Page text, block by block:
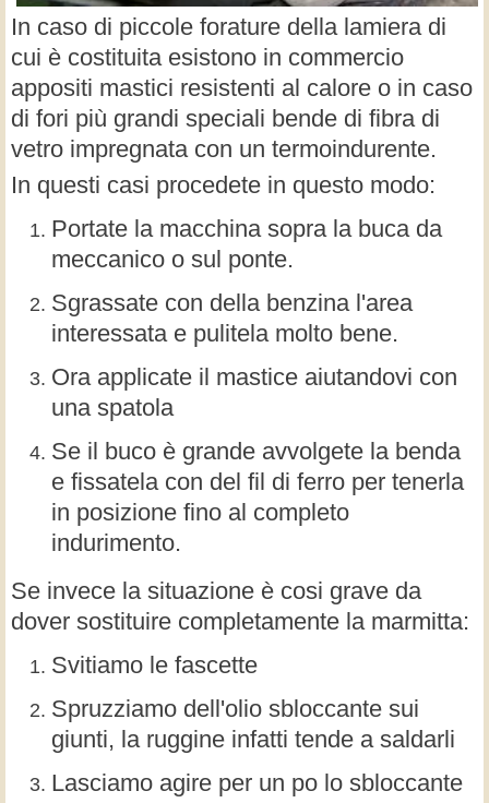
In caso di piccole forature della lamiera di
cui è costituita esistono in commercio
appositi mastici resistenti al calore o in caso
di fori più grandi speciali bende di fibra di
vetro impregnata con un termoindurente.
In questi casi procedete in questo modo:
Portate la macchina sopra la buca da
meccanico o sul ponte.
Sgrassate con della benzina l'area
interessata e pulitela molto bene.
Ora applicate il mastice aiutandovi con
una spatola
Se il buco è grande avvolgete la benda
e fissatela con del fil di ferro per tenerla
in posizione fino al completo
indurimento.
Se invece la situazione è cosi grave da
dover sostituire completamente la marmitta:
Svitiamo le fascette
Spruzziamo dell'olio sbloccante sui
giunti, la ruggine infatti tende a saldarli
Lasciamo agire per un po lo sbloccante